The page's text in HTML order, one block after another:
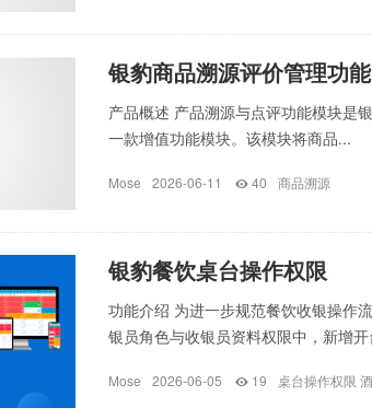
银豹商品溯源评价管理功能
产品概述 产品溯源与点评功能模块是
一款增值功能模块。该模块将商品...
Mose 2026-06-11 40 商品溯源
银豹餐饮桌台操作权限
功能介绍 为进一步规范餐饮收银操作
银员角色与收银员资料权限中，新增
Mose 2026-06-05 19 桌台操作权限